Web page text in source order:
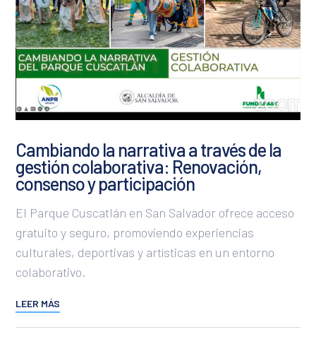
ODS 12
ODS 13
ODS 14
ODS 15
ODS 17
Ciudad de Panamá
La Habana
La Paz
Lima
Madrid
Managua
Montevideo
Rio de Janeiro
Santiago
San José
Cambiando la narrativa a través de la
gestión colaborativa: Renovación,
consenso y participación
El Parque Cuscatlán en San Salvador ofrece acceso
gratuito y seguro, promoviendo experiencias
culturales, deportivas y artísticas en un entorno
colaborativo.
LEER MÁS